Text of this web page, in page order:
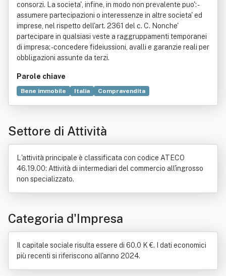
consorzi. La societa', infine, in modo non prevalente puo': -
assumere partecipazioni o interessenze in altre societa' ed
imprese, nel rispetto dell'art. 2361 del c. C. Nonche'
partecipare in qualsiasi veste a raggruppamenti temporanei
di impresa; - concedere fideiussioni, avalli e garanzie reali per
obbligazioni assunte da terzi.
Parole chiave
Bene immobile Italia
Compravendita
Promozione
Telefonia mobile
Settore di Attività
L'attività principale è classificata con codice ATECO
46.19.00: Attività di intermediari del commercio all'ingrosso
non specializzato.
Categoria d'Impresa
Il capitale sociale risulta essere di 60.0 K €. I dati economici
più recenti si riferiscono all'anno 2024.